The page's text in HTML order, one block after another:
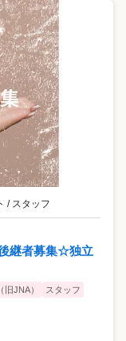
/ スタッフ
継者募集☆独立
JNA）
スタッフ